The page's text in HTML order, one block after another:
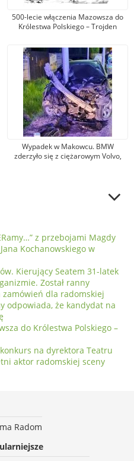
500-lecie włączenia Mazowsza do
Królestwa Polskiego – Trojden
Wypadek w Makowcu. BMW
zderzyło się z ciężarowym Volvo,
z przebojami Magdy
Kochanowskiego w
Kierujący Seatem 31-latek
Został ranny
zamówień dla radomskiej
odpowiada, że kandydat na
do Królestwa Polskiego –
konkurs na dyrektora Teatru
aktor radomskiej sceny
Radom